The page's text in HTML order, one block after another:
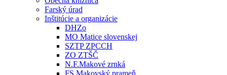
Farský úrad
Inštitúcie a organizácie
DHZo
MO Matice slovenskej
SZTP ZPCCH
ZO ZTŠČ
N.F.Makové zrnká
FS Makovský prameň